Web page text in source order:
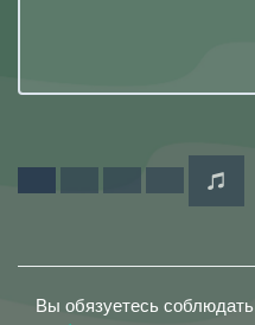
Вы обязуетесь соблюдать